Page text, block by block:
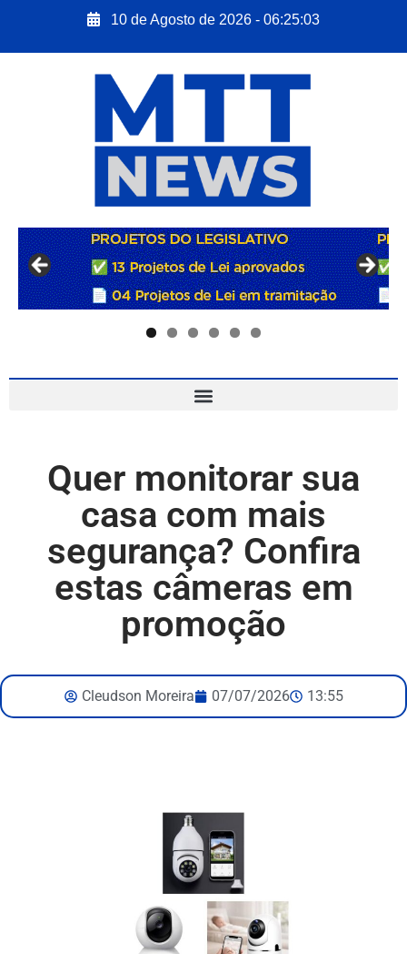
10 de Agosto de 2026 - 06:25:04
Quer monitorar sua
casa com mais
segurança? Confira
estas câmeras em
promoção
Cleudson Moreira 07/07/2026 13:55